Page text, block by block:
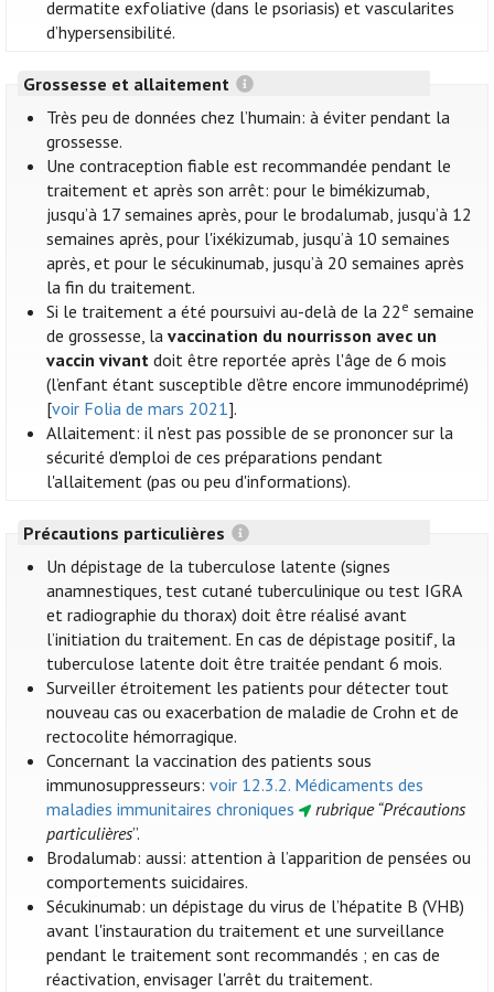
dermatite exfoliative (dans le psoriasis) et vascularites
d’hypersensibilité.
Grossesse et allaitement
Très peu de données chez l’humain: à éviter pendant la
grossesse.
Une contraception fiable est recommandée pendant le
traitement et après son arrêt: pour le bimékizumab,
jusqu’à 17 semaines après, pour le brodalumab, jusqu’à 12
semaines après, pour l'ixékizumab, jusqu’à 10 semaines
après, et pour le sécukinumab, jusqu’à 20 semaines après
la fin du traitement.
Si le traitement a été poursuivi au-delà de la 22 e semaine
de grossesse, lavaccination du nourrisson avec un
vaccin vivant doit être reportée après l'âge de 6 mois
(l’enfant étant susceptible d’être encore immunodéprimé)
[voir Folia de mars 2021].
Allaitement: il n'est pas possible de se prononcer sur la
sécurité d'emploi de ces préparations pendant
l'allaitement (pas ou peu d'informations).
Précautions particulières
Un dépistage de la tuberculose latente (signes
anamnestiques, test cutané tuberculinique ou test IGRA
et radiographie du thorax) doit être réalisé avant
l’initiation du traitement. En cas de dépistage positif, la
tuberculose latente doit être traitée pendant 6 mois.
Surveiller étroitement les patients pour détecter tout
nouveau cas ou exacerbation de maladie de Crohn et de
rectocolite hémorragique.
Concernant la vaccination des patients sous
immunosuppresseurs:voir 12.3.2. Médicaments des
maladies immunitaires chroniques
rubrique “Précautions
particulières”.
Brodalumab: aussi: attention à l’apparition de pensées ou
comportements suicidaires.
Sécukinumab: un dépistage du virus de l’hépatite B (VHB)
avant l'instauration du traitement et une surveillance
pendant le traitement sont recommandés ; en cas de
réactivation, envisager l'arrêt du traitement.